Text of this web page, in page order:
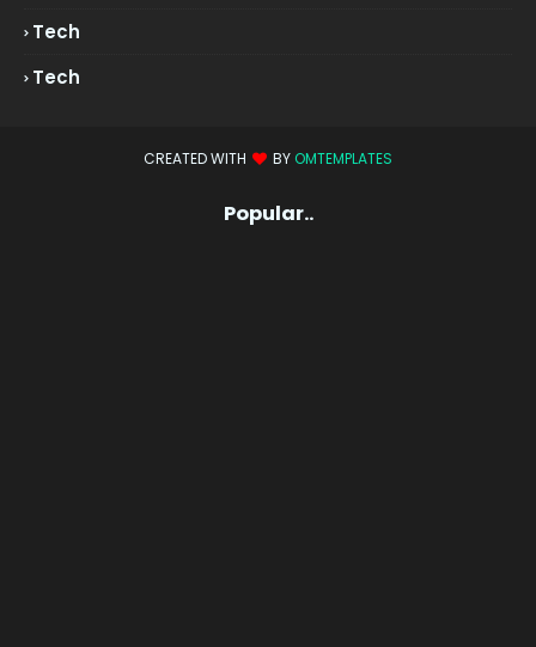
Tech
Tech
CREATED WITH BY OMTEMPLATES
Popular..